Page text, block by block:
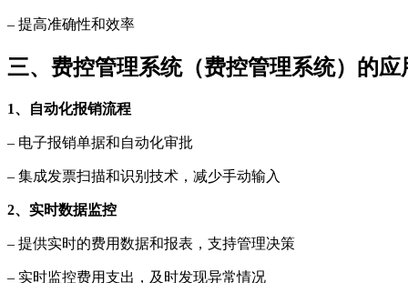
– 提高准确性和效率
三、费控管理系统（费控管理系统）的应
1、自动化报销流程
– 电子报销单据和自动化审批
– 集成发票扫描和识别技术，减少手动输入
2、实时数据监控
– 提供实时的费用数据和报表，支持管理决策
– 实时监控费用支出，及时发现异常情况